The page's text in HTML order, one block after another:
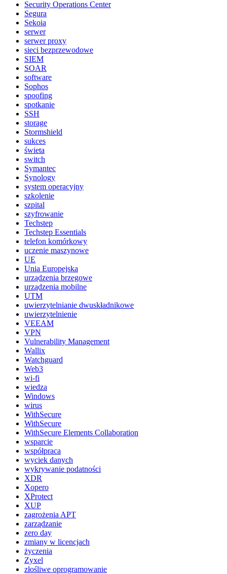
Security Operations Center
Segura
Sekoia
serwer
serwer proxy
sieci bezprzewodowe
SIEM
SOAR
software
Sophos
spoofing
spotkanie
SSH
storage
Stormshield
sukces
świeta
switch
Symantec
Synology
system operacyjny
szkolenie
szpital
szyfrowanie
Techstep
Techstep Essentials
telefon komórkowy
uczenie maszynowe
UE
Unia Europejska
urządzenia brzegowe
urządzenia mobilne
UTM
uwierzytelnianie dwuskładnikowe
uwierzytelnienie
VEEAM
VPN
Vulnerability Management
Wallix
Watchguard
Web3
wi-fi
wiedza
Windows
wirus
WithSecure
WithSecure
WithSecure Elements Collaboration
wsparcie
współpraca
wyciek danych
wykrywanie podatności
XDR
Xopero
XProtect
XUP
zagrożenia APT
zarządzanie
zero day
zmiany w licencjach
życzenia
Zyxel
złośliwe oprogramowanie